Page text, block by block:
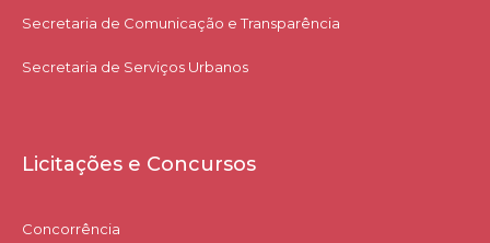
Secretaria de Comunicação e Transparência
Secretaria de Serviços Urbanos
Licitações e Concursos
Concorrência